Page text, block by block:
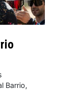
Barrio,